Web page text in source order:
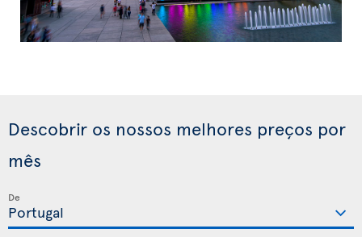
Descobrir os nossos melhores preços por
mês
De